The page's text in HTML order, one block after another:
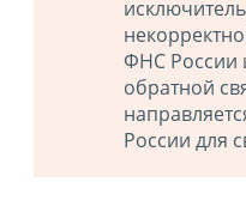
ФНС России
обратной
России для